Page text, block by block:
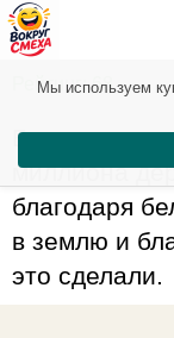
Рейтинг: 68
Британские
миллиона
благодаря
в землю и
это сделали.
Мы используем